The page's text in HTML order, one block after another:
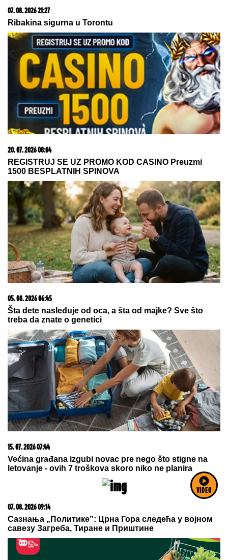
VIDEO
07. 08. 2026 21:27
Ribakina sigurna u Torontu
20. 07. 2026 08:04
REGISTRUJ SE UZ PROMO KOD CASINO Preuzmi
1500 BESPLATNIH SPINOVA
05. 08. 2026 06:45
Šta dete nasleđuje od oca, a šta od majke? Sve što
treba da znate o genetici
15. 07. 2026 07:44
Većina građana izgubi novac pre nego što stigne na
letovanje - ovih 7 troškova skoro niko ne planira
07. 08. 2026 09:14
Сазнања „Политике”: Црна Гора следећа у војном
савезу Загреба, Тиране и Приштине